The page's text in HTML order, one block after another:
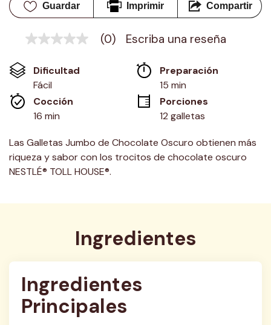
Guardar Imprimir Compartir
Sin
en
misma
página.
(0) Escriba una reseña
Dificultad
Fácil
Preparación
15 min
Cocción
16 min
Porciones
12 galletas
Las Galletas Jumbo de Chocolate Oscuro obtienen más
riqueza y sabor con los trocitos de chocolate oscuro
NESTLÉ® TOLL HOUSE®.
Ingredientes
Ingredientes
Principales